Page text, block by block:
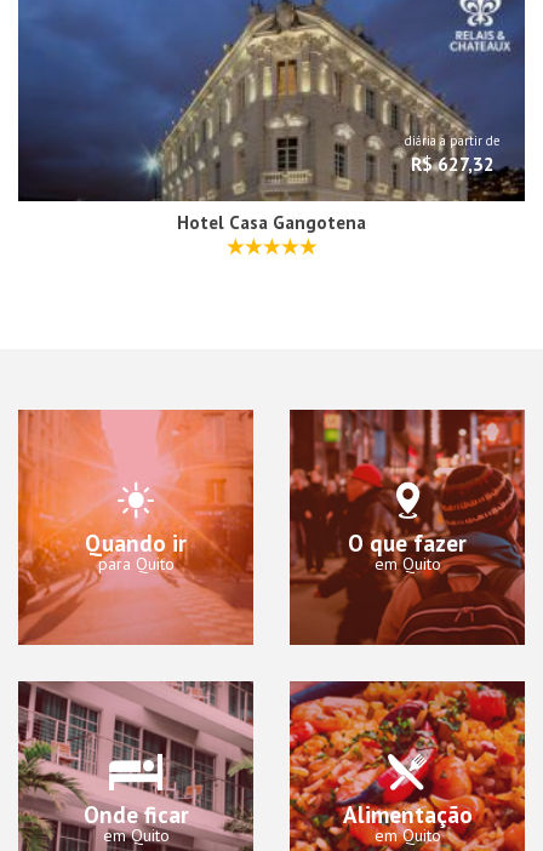
diária a partir de
R$ 627,32
Hotel Casa Gangotena
Quando ir
para Quito
O que fazer
em Quito
Onde ficar
em Quito
Alimentação
em Quito